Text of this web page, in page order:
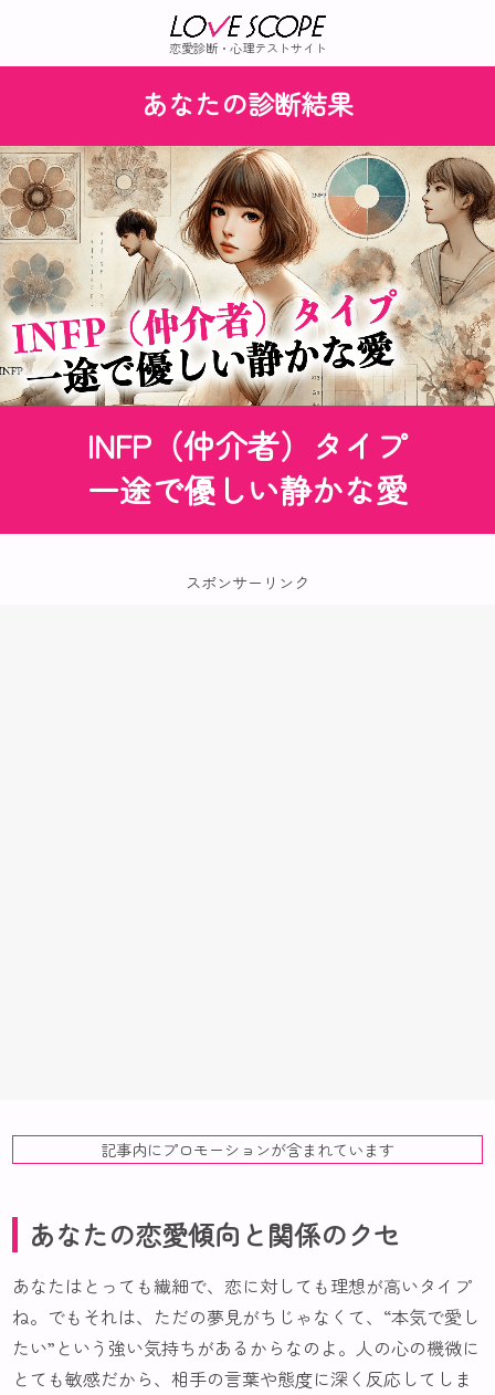
恋愛診断・心理テストサイト
あなたの診断結果
INFP（仲介者）タイプ
一途で優しい静かな愛
スポンサーリンク
記事内にプロモーションが含まれています
あなたの恋愛傾向と関係のクセ
あなたはとっても繊細で、恋に対しても理想が高いタイプ
ね。でもそれは、ただの夢見がちじゃなくて、“本気で愛し
たい”という強い気持ちがあるからなのよ。人の心の機微に
とても敏感だから、相手の言葉や態度に深く反応してしま